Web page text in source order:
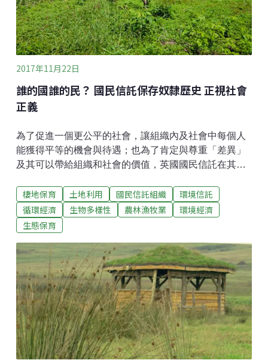
治亞都成功在近幾年創立了國民信託，成為
2017年11月22日
誰的國誰的民？ 國民信託保存奴隸歷史 正視社會
正義
為了促進一個更公平的社會，讓組織內及社會中每個人
能獲得平等的機會與待遇；也為了肯定與尊重「差異」
及其可以帶給組織和社會的價值，英國國民信託在其
者、員工、志工、會員與訪客，是達到國民信託「For
Ever, For Everyone」這項宗旨的核心。國民信託不僅希
望能夠減少歧視發生，更希望加強各種背景的成員對組
織的認同與情感連結，透過多元的員工、提供更多樣且
全面的服務，吸引更多元的族群的參與及支持。因此，
國民信託致力於以下幾點：確保信託物業及國民信託提
供的各種服務能為社會不同族群所觸及、推動工作環境
以及各種活動中對不同族群的包容性以及機會平等（包
含減少因為肢體狀況、文化背景、社經地位、少數族裔
等條件對參與造成的阻礙）；確保不同背景的族群都有
機會參與國民信託的工作；及投入推動社區多元性及呈
現多元文化襲產等。承認剝削歷史 忠實呈現以引導反思
棲地保育 土地利用 國民信託組織
環境信託
循環經濟
生物多樣性 農林漁牧業
環境經濟
生態保育